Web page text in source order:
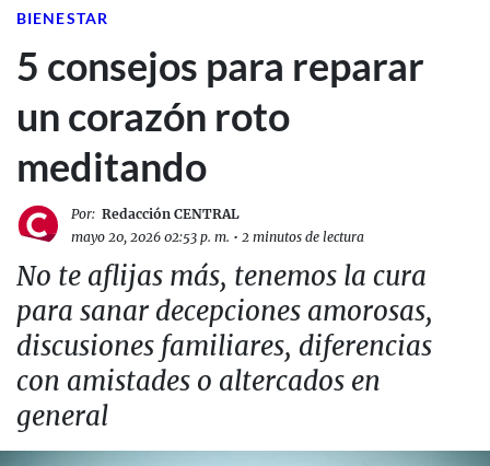
BIENESTAR
5 consejos para reparar
un corazón roto
meditando
Por: Redacción CENTRAL
mayo 20, 2026 02:53 p. m. • 2 minutos de lectura
No te aflijas más, tenemos la cura
para sanar decepciones amorosas,
discusiones familiares, diferencias
con amistades o altercados en
general